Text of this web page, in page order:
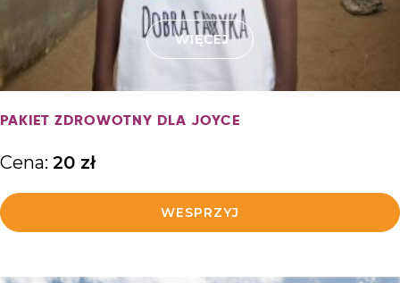
WIĘCEJ
PAKIET ZDROWOTNY DLA JOYCE
Cena: 20 zł
WESPRZYJ